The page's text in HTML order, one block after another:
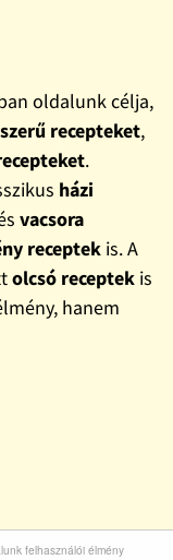
felhasználói élmény
oldalunk célja,
recepteket,
.
házi
vacsora
receptekis. A
olcsó receptekis
hanem